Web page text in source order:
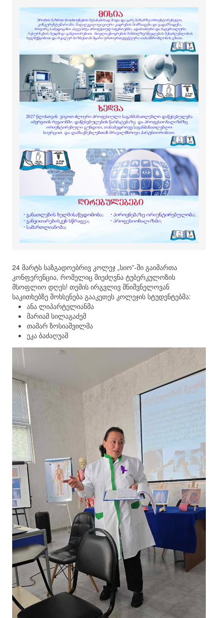
24 მარტს საზგადოებრივ კოლეჯ „სიო”-ში გაიმართა
კონფერენცია, რომელიც მიეძღვნა ტუბერკულოზის
მსოფლიო დღეს! თემის ირგვლივ მნიშვნელოვან
საკითხებზე მოხსენება გააკეთეს კოლეჯის სტუდენტებმა:
ანა ლიპარტელიანმა
მარიამ სილაგაძემ
თამარ ზოსიაშვილმა
ეკა ბაძაღუამ